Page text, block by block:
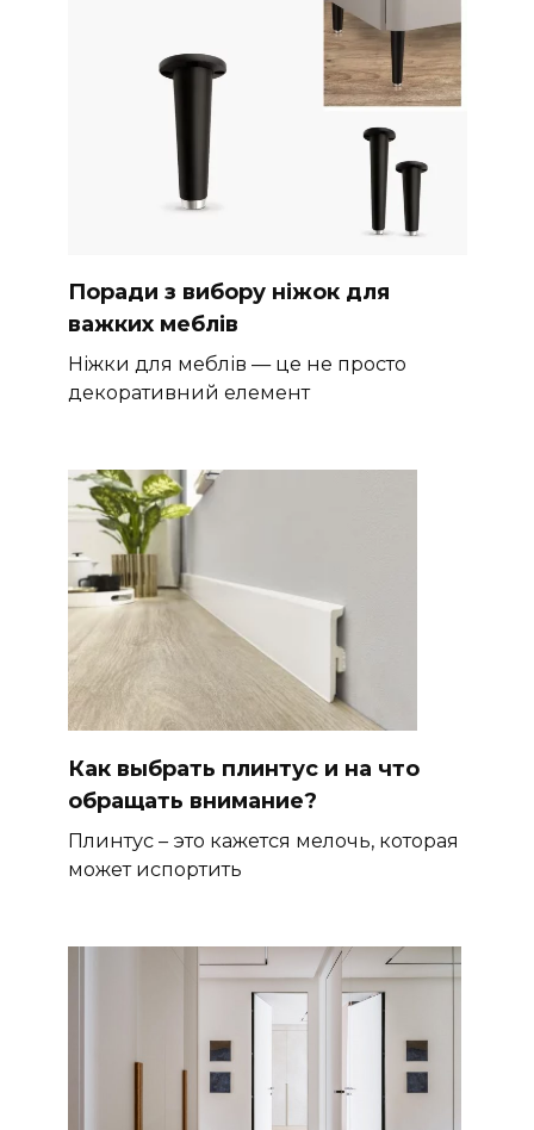
Поради з вибору ніжок для
важких меблів
Ніжки для меблів — це не просто
декоративний елемент
Как выбрать плинтус и на что
обращать внимание?
Плинтус – это кажется мелочь, которая
может испортить